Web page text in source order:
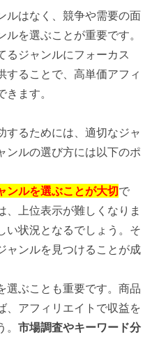
ルはなく、競争や需要の面
を選ぶことが重要です。
るジャンルにフォーカス
することで、高単価アフィ
ます。
するためには、適切なジャ
ンルの選び方には以下のポ
ンルを選ぶことが大切で
、上位表示が難しくなりま
い状況となるでしょう。そ
ャンルを見つけることが成
選ぶことも重要です。商品
、アフィリエイトで収益を
。市場調査やキーワード分